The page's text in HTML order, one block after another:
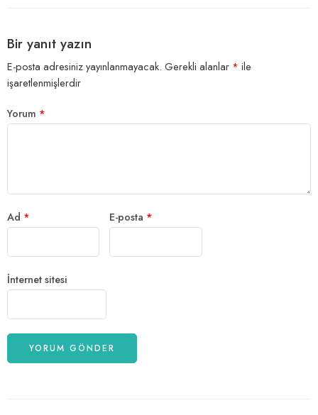
Bir yanıt yazın
E-posta adresiniz yayınlanmayacak. Gerekli alanlar * ile
işaretlenmişlerdir
Yorum *
Ad * E-posta *
İnternet sitesi